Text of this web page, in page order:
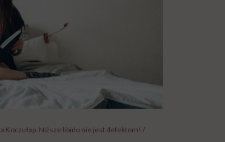
Koczułap. Niższe libido nie jest defektem! /